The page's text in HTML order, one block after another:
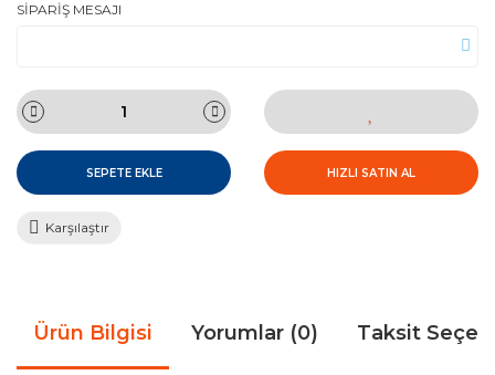
SİPARİŞ MESAJI
SEPETE EKLE HIZLI SATIN AL
Karşılaştır
Ürün Bilgisi Yorumlar (0) Taksit